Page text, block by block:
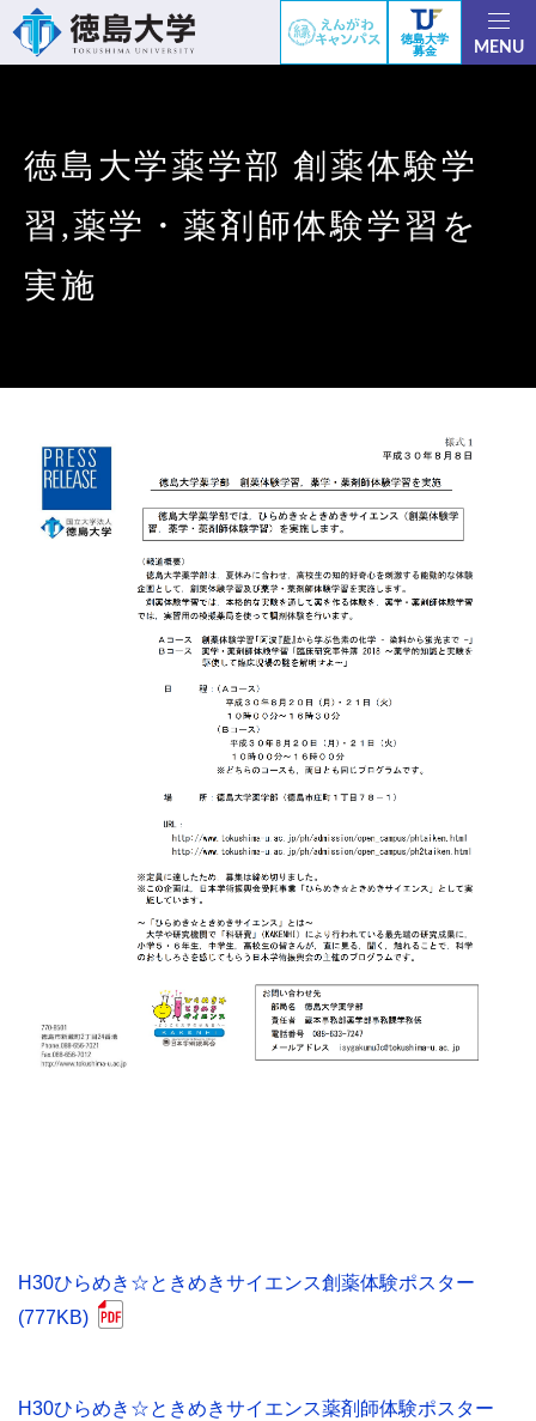
徳島大学
募金
MENU
徳島大学薬学部 創薬体験学
習,薬学・薬剤師体験学習を
実施
H30ひらめき☆ときめきサイエンス創薬体験ポスター
(777KB)
H30ひらめき☆ときめきサイエンス薬剤師体験ポスター